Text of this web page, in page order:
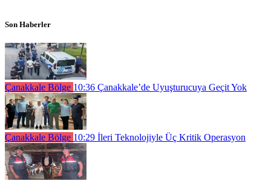
Son Haberler
Çanakkale Bölge 10:36 Çanakkale’de Uyuşturucuya Geçit Yok
Çanakkale Bölge 10:29 İleri Teknolojiyle Üç Kritik Operasyon